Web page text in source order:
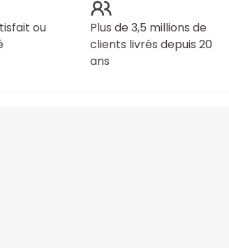
ou
Plus de 3,5 millions de
clients livrés depuis 20
ans